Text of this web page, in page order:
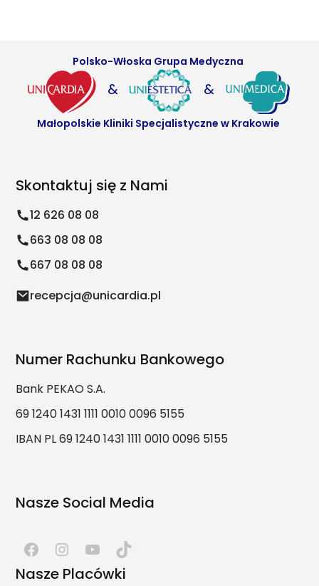
Polsko-Włoska Grupa Medyczna
& &
Małopolskie Kliniki Specjalistyczne w Krakowie
Skontaktuj się z Nami
12 626 08 08
663 08 08 08
667 08 08 08
recepcja@unicardia.pl
Numer Rachunku Bankowego
Bank PEKAO S.A.
69 1240 1431 1111 0010 0096 5155
IBAN PL 69 1240 1431 1111 0010 0096 5155
Nasze Social Media
Nasze Placówki